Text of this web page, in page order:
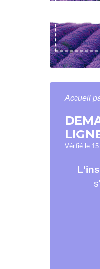
Accueil
Vérifié le